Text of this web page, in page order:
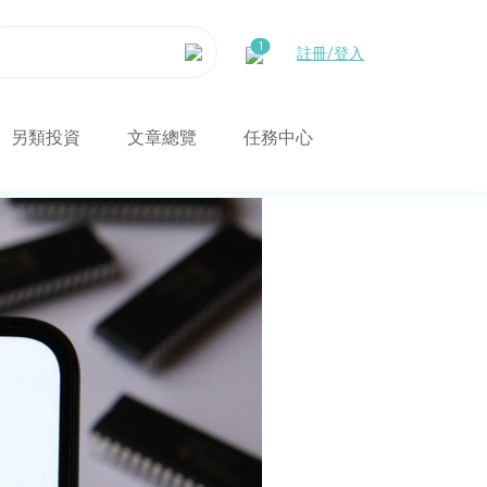
註冊/登入
另類投資 文章總覽 任務中心